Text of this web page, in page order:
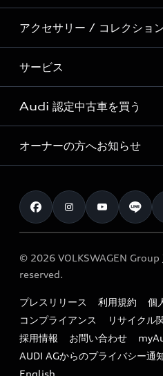
Audi Sport
Formula 1®
デジタルサービス
新車在庫検索
試乗車・展示車検索
見積り依頼
試乗予約
モデル一覧
特別仕様モデル / 限定モデル
e-tronラインアップ
価格シミュレーション
車両比較
カタログ一覧
アクセサリー / コレクショ
純正アクセサリー
オンラインショップ
Audi collection
アウディナビアプリ
サービス
サービス入庫予約
サービスプログラム
メンテナンス
車検 / 定期点検
e-tronアフターサポート
myAudi
Audi 認定中古車を買う
Audi認定中古車
クオリティ
保証
メンテナンス
ファイナンス
キャンペーン / イベント
買取査定
オーナーの方へお知らせ
お知らせ
オーナー様向けキャンペーン
特定整備適用車一覧
リサイクル法
よくある質問（FAQ）
© 2026 VOLKSWAGEN
reserved.
プレスリリース 利用規約
個
コンプライアンス
リサイクル
採用情報
お問い合わせ
AUDI AGからのプライバシー通
English